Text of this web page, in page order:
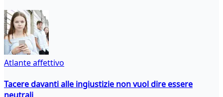
Atlante affettivo
Tacere davanti alle ingiustizie non vuol dire essere